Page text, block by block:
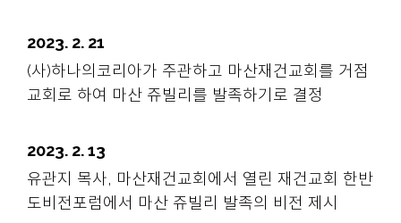
2023. 2. 21
(사)하나의코리아가 주관하고 마산재건교회를 거점
교회로 하여 마산 쥬빌리를 발족하기로 결정
2023. 2. 13
유관지 목사, 마산재건교회에서 열린 재건교회 한반
도비전포럼에서 마산 쥬빌리 발족의 비전 제시